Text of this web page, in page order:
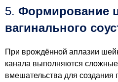
5. Формирование
вагинального
При врождённой аплазии
канала выполняются
вмешательства для создания